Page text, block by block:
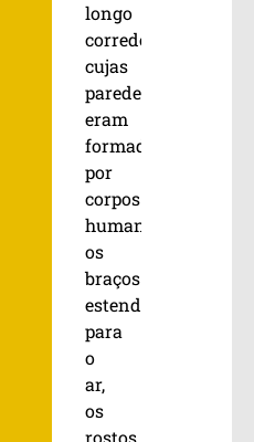
longo
corredor
cujas
paredes
eram
formadas
por
corpos
humanos,
os
braços
estendidos
para
o
ar,
os
rostos